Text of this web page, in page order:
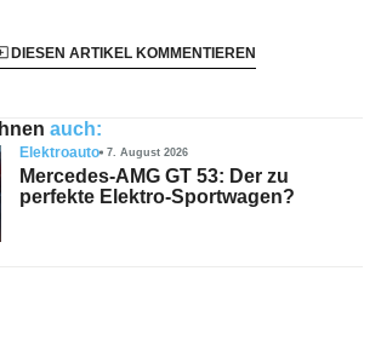
DIESEN ARTIKEL KOMMENTIEREN
auch:
Elektroauto 7. August 2026
Mercedes-AMG GT 53: Der zu
perfekte Elektro-Sportwagen?